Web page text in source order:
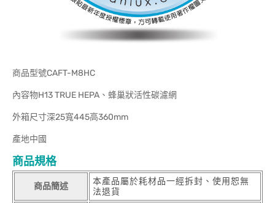
商品型號CAFT-M8HC
內容物H13 TRUE HEPA、蜂巢狀活性碳濾網
外箱尺寸深25寬445高360mm
產地中國
商品規格
商品簡述
本產品屬於耗材品一經拆封、使用恕無
法退貨